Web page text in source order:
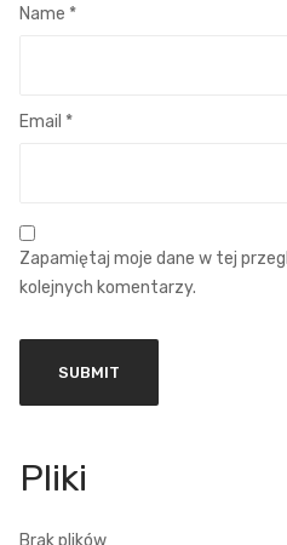
Name *
Email *
Zapamiętaj moje dane w tej
kolejnych komentarzy.
Brak plików